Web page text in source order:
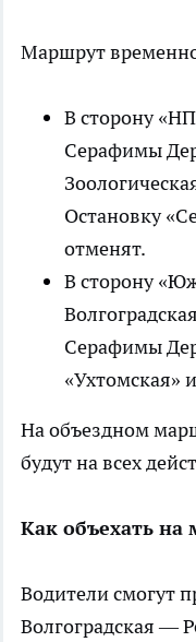
Маршрут
В сторону
Серафимы
Остановку
отменят.
В сторону
Серафимы
«Ухтомская»
На объездном
будут на всех
Как объехать на
Водители смогут
Волгоградская —